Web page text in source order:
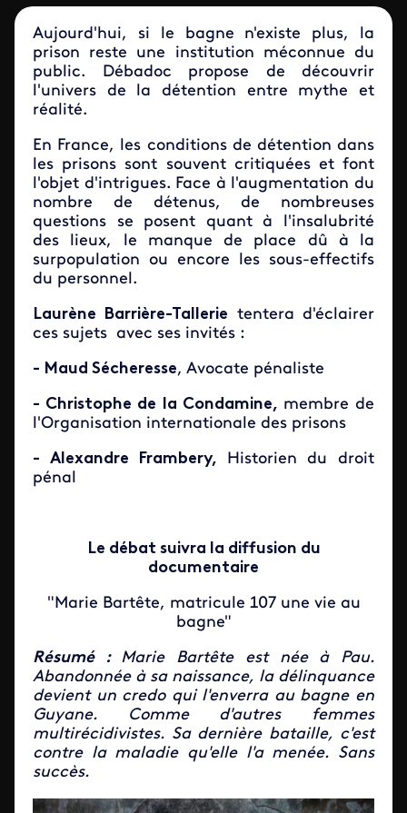
Aujourd'hui, si le bagne n'existe plus, la
prison reste une institution méconnue du
public. Débadoc propose de découvrir
l'univers de la détention entre mythe et
réalité.
En France, les conditions de détention dans
les prisons sont souvent critiquées et font
l'objet d'intrigues. Face à l'augmentation du
nombre de détenus, de nombreuses
questions se posent quant à l'insalubrité
des lieux, le manque de place dû à la
surpopulation ou encore les sous-effectifs
du personnel.
Laurène Barrière-Tallerie tentera d'éclairer
ces sujets avec ses invités :
- Maud Sécheresse, Avocate pénaliste
- Christophe de la Condamine, membre de
l'Organisation internationale des prisons
- Alexandre Frambery, Historien du droit
pénal
Le débat suivra la diffusion du
documentaire
"Marie Bartête, matricule 107 une vie au
bagne"
Résumé : Marie Bartête est née à Pau.
Abandonnée à sa naissance, la délinquance
devient un credo qui l'enverra au bagne en
Guyane. Comme d'autres femmes
multirécidivistes. Sa dernière bataille, c'est
contre la maladie qu'elle l'a menée. Sans
succès.